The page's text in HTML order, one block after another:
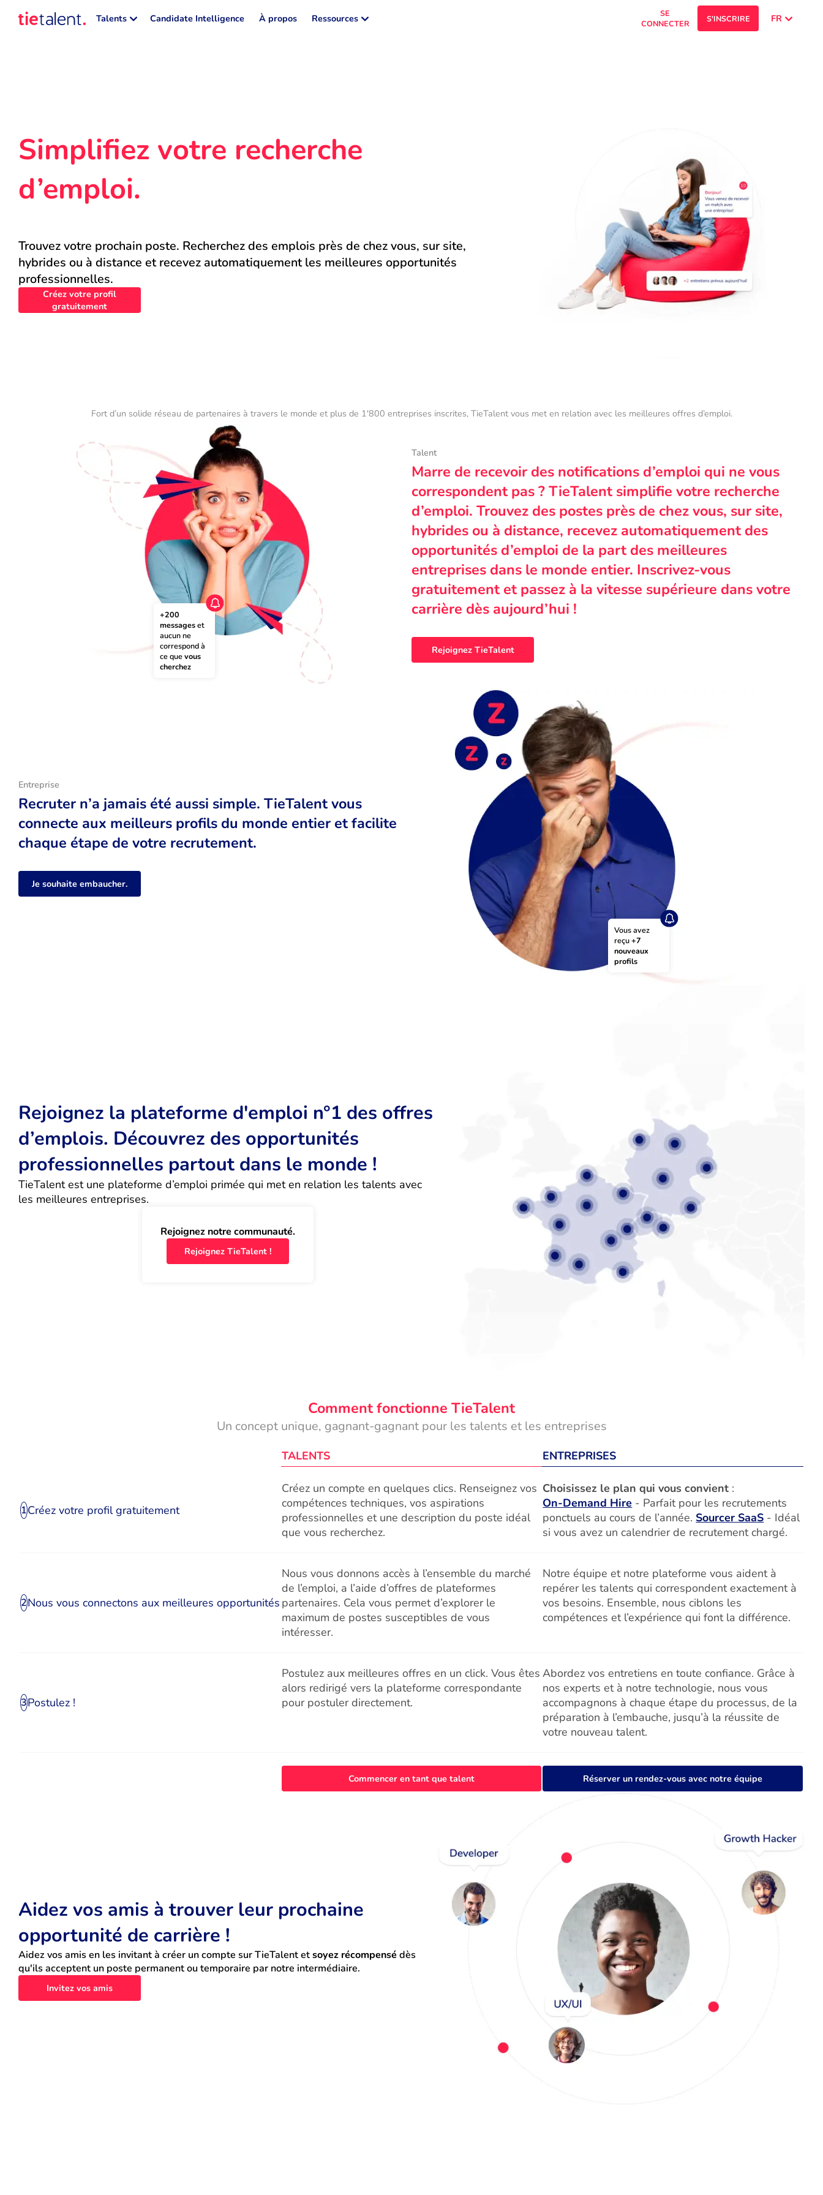
Talents Candidate Intelligence À propos Ressources
SE
CONNECTER
S'INSCRIRE FR
Simplifiez votre recherche
d’emploi.
Trouvez votre prochain poste. Recherchez des emplois près de chez vous, sur site,
hybrides ou à distance et recevez automatiquement les meilleures opportunités
professionnelles.
Créez votre profil
gratuitement
Fort d’un solide réseau de partenaires à travers le monde et plus de 1'800 entreprises inscrites, TieTalent vous met en relation avec les meilleures offres d’emploi.
+200
messages et
aucun ne
correspond à
ce que vous
cherchez
Talent
Marre de recevoir des notifications d’emploi qui ne vous
correspondent pas ? TieTalent simplifie votre recherche
d’emploi. Trouvez des postes près de chez vous, sur site,
hybrides ou à distance, recevez automatiquement des
opportunités d’emploi de la part des meilleures
entreprises dans le monde entier. Inscrivez-vous
gratuitement et passez à la vitesse supérieure dans votre
carrière dès aujourd’hui !
Rejoignez TieTalent
Vous avez
reçu +7
nouveaux
profils
Entreprise
Recruter n’a jamais été aussi simple. TieTalent vous
connecte aux meilleurs profils du monde entier et facilite
chaque étape de votre recrutement.
Je souhaite embaucher.
Rejoignez la plateforme d'emploi n°1 des offres
d’emplois. Découvrez des opportunités
professionnelles partout dans le monde !
TieTalent est une plateforme d’emploi primée qui met en relation les talents avec
les meilleures entreprises.
Rejoignez notre communauté.
Rejoignez TieTalent !
Comment fonctionne TieTalent
Un concept unique, gagnant-gagnant pour les talents et les entreprises
TALENTS ENTREPRISES
1Créez votre profil gratuitement
Créez un compte en quelques clics. Renseignez vos
compétences techniques, vos aspirations
professionnelles et une description du poste idéal
que vous recherchez.
Choisissez le plan qui vous convient :
On-Demand Hire - Parfait pour les recrutements
ponctuels au cours de l’année. Sourcer SaaS - Idéal
si vous avez un calendrier de recrutement chargé.
2Nous vous connectons aux meilleures opportunités
Nous vous donnons accès à l’ensemble du marché
de l’emploi, a l’aide d’offres de plateformes
partenaires. Cela vous permet d’explorer le
maximum de postes susceptibles de vous
intéresser.
Notre équipe et notre plateforme vous aident à
repérer les talents qui correspondent exactement à
vos besoins. Ensemble, nous ciblons les
compétences et l’expérience qui font la différence.
3Postulez !
Postulez aux meilleures offres en un click. Vous êtes
alors redirigé vers la plateforme correspondante
pour postuler directement.
Abordez vos entretiens en toute confiance. Grâce à
nos experts et à notre technologie, nous vous
accompagnons à chaque étape du processus, de la
préparation à l’embauche, jusqu’à la réussite de
votre nouveau talent.
Commencer en tant que talent Réserver un rendez-vous avec notre équipe
Aidez vos amis à trouver leur prochaine
opportunité de carrière !
Aidez vos amis en les invitant à créer un compte sur TieTalent et soyez récompensé dès
qu'ils acceptent un poste permanent ou temporaire par notre intermédiaire.
Invitez vos amis